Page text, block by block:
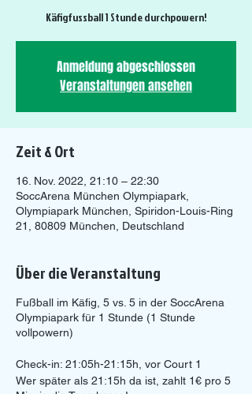
Käfigfussball 1 Stunde durchpowern!
Anmeldung abgeschlossen
Veranstaltungen ansehen
Zeit & Ort
16. Nov. 2022, 21:10 – 22:30
SoccArena München Olympiapark,
Olympiapark München, Spiridon-Louis-Ring
21, 80809 München, Deutschland
Über die Veranstaltung
Fußball im Käfig, 5 vs. 5 in der SoccArena
Olympiapark für 1 Stunde (1 Stunde
vollpowern)
Check-in: 21:05h-21:15h, vor Court 1
Wer später als 21:15h da ist, zahlt 1€ pro 5